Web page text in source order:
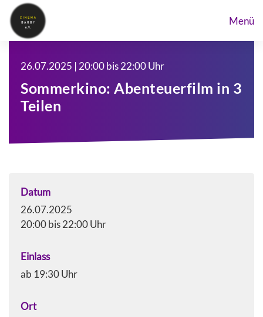
Menü
26.07.2025 | 20:00 bis 22:00 Uhr
Sommerkino: Abenteuerfilm in 3
Teilen
Datum
26.07.2025
20:00 bis 22:00 Uhr
Einlass
ab 19:30 Uhr
Ort